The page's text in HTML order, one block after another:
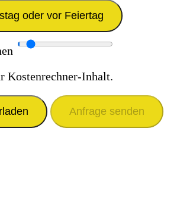
oder vor Feiertag
Kostenrechner-Inhalt.
Anfrage senden